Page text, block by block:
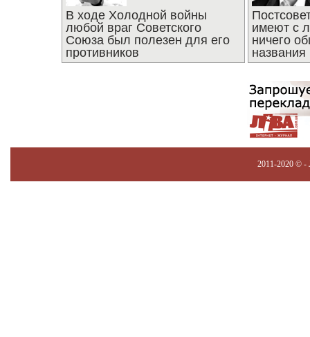
В ходе Холодной войны
любой враг Советского
Союза был полезен для его
противников
имеют с
ничего
названия
2011-2020 © -